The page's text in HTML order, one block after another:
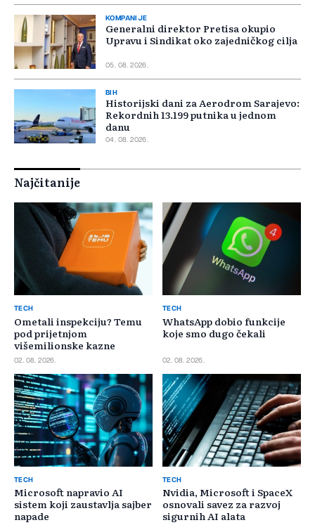
KOMPANIJE
Generalni direktor Pretisa okupio
Upravu i Sindikat oko zajedničkog cilja
05. 08. 2026.
BIH
Historijski dani za Aerodrom Sarajevo:
Rekordnih 13.199 putnika u jednom
danu
04. 08. 2026.
Najčitanije
TECH
Ometali inspekciju? Temu
pod prijetnjom
višemilionske kazne
02. 08. 2026.
TECH
WhatsApp dobio funkcije
koje smo dugo čekali
02. 08. 2026.
TECH
Microsoft napravio AI
sistem koji zaustavlja sajber
napade
TECH
Nvidia, Microsoft i SpaceX
osnovali savez za razvoj
sigurnih AI alata